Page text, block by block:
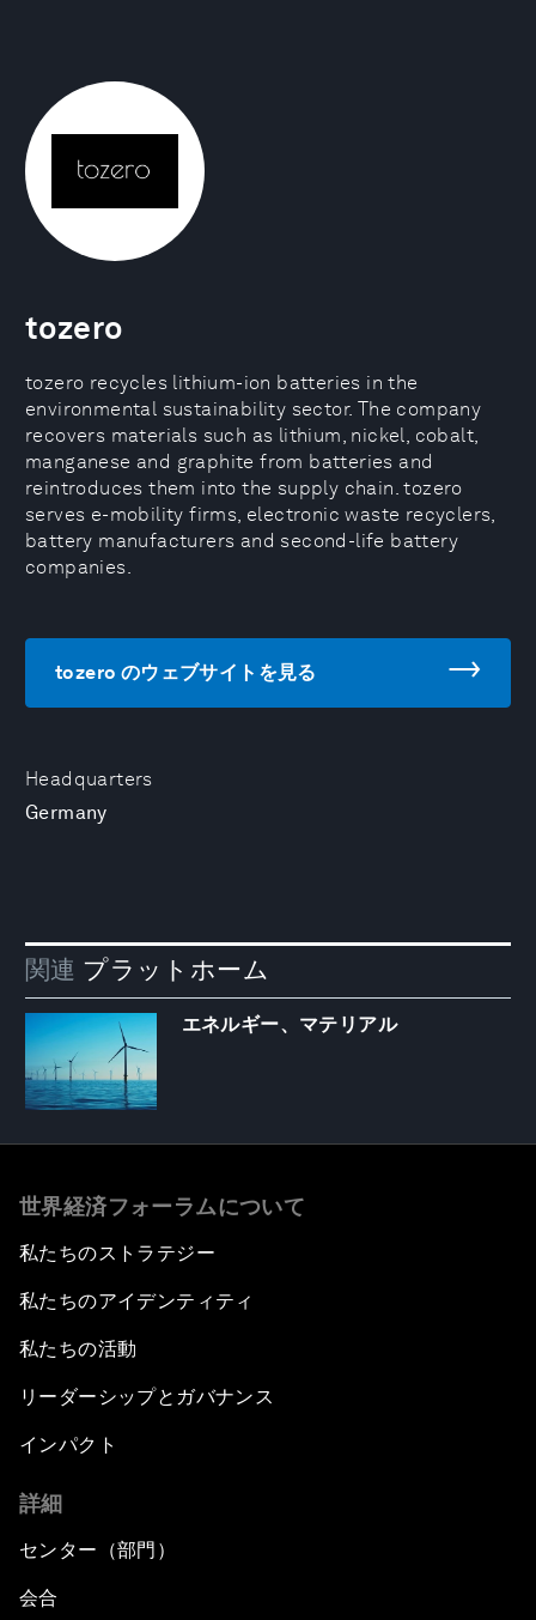
Headquarters
Germany
tozero
tozero recycles lithium-ion batteries in the
environmental sustainability sector. The company
recovers materials such as lithium, nickel, cobalt,
manganese and graphite from batteries and
reintroduces them into the supply chain. tozero
serves e-mobility firms, electronic waste recyclers,
battery manufacturers and second-life battery
companies.
tozero のウェブサイトを見る
関連 プラットホーム
エネルギー、マテリアル
世界経済フォーラムについて
私たちのストラテジー
私たちのアイデンティティ
私たちの活動
リーダーシップとガバナンス
インパクト
詳細
センター（部門）
会合